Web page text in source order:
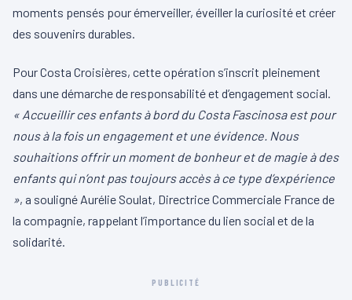
moments pensés pour émerveiller, éveiller la curiosité et créer
des souvenirs durables.
Pour Costa Croisières, cette opération s’inscrit pleinement
dans une démarche de responsabilité et d’engagement social.
« Accueillir ces enfants à bord du Costa Fascinosa est pour
nous à la fois un engagement et une évidence. Nous
souhaitions offrir un moment de bonheur et de magie à des
enfants qui n’ont pas toujours accès à ce type d’expérience
», a souligné Aurélie Soulat, Directrice Commerciale France de
la compagnie, rappelant l’importance du lien social et de la
solidarité.
PUBLICITÉ